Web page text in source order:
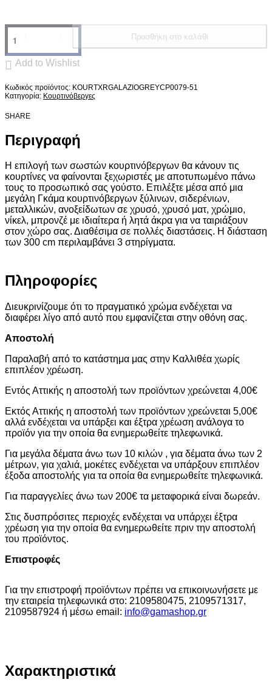
Προσθήκη στο καλάθι
Add to Wishlist
KOURTXRGALAZIOGREYCP0079-51
Κατηγορία: Κουρτινόβεργες
SHARE
Περιγραφή
Η επιλογή των σωστών κουρτινόβεργων θα κάνουν τις
κουρτίνες να φαίνονται ξεχωριστές με αποτυπωμένο πάνω
τους το προσωπικό σας γούστο. Επιλέξτε μέσα από μια
μεγάλη Γκάμα κουρτινόβεργων ξύλινων, σιδερένιων,
μεταλλικών, ανοξείδωτων σε χρυσό, χρυσό ματ, χρώμιο,
νίκελ, μπρονζέ με ιδιαίτερα ή λητά άκρα για να ταιριάξουν
στον χώρο σας. Διαθέσιμα σε πολλές διαστάσεις. Η διάσταση
των 300 cm περιλαμβάνει 3 στηρίγματα.
Πληροφορίες
Διευκρινίζουμε ότι το πραγματικό χρώμα ενδέχεται να
διαφέρει λίγο από αυτό που εμφανίζεται στην οθόνη σας.
Αποστολή
Παραλαβή από το κατάστημα μας στην Καλλιθέα χωρίς
επιπλέον χρέωση.
Εντός Αττικής η αποστολή των προϊόντων χρεώνεται 4,00€
Εκτός Αττικής η αποστολή των προϊόντων χρεώνεται 5,00€
αλλά ενδέχεται να υπάρξει και έξτρα χρέωση ανάλογα το
προϊόν για την οποία θα ενημερωθείτε τηλεφωνικά.
Για μεγάλα δέματα άνω των 10 κιλών , για δέματα άνω των 2
μέτρων, για χαλιά, μοκέτες ενδέχεται να υπάρξουν επιπλέον
έξοδα αποστολής για τα οποία θα ενημερωθείτε τηλεφωνικά.
Για παραγγελίες άνω των 200€ τα μεταφορικά είναι δωρεάν.
Στις δυσπρόσιτες περιοχές ενδέχεται να υπάρχει έξτρα
χρέωση για την οποία θα ενημερωθείτε πριν την αποστολή
του προϊόντος.
Επιστροφές
Για την επιστροφή προϊόντων πρέπει να επικοινωνήσετε με
την εταιρεία τηλεφωνικά στο: 2109580475, 2109571317,
2109587924 ή μέσω email: info@gamashop.gr
Χαρακτηριστικά